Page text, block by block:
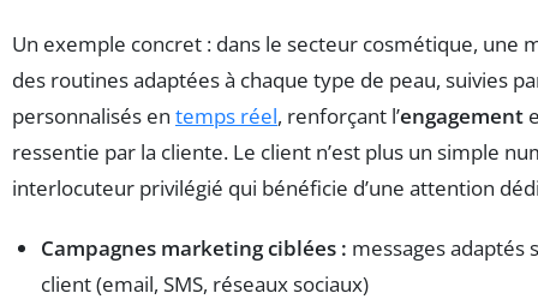
Un exemple concret : dans le secteur cosmétique, une
des routines adaptées à chaque type de peau, suivies
personnalisés en temps réel, renforçant l’engagement
ressentie par la cliente. Le client n’est plus un simple
interlocuteur privilégié qui bénéficie d’une attention
Campagnes marketing ciblées : messages adaptés
client (email, SMS, réseaux sociaux)